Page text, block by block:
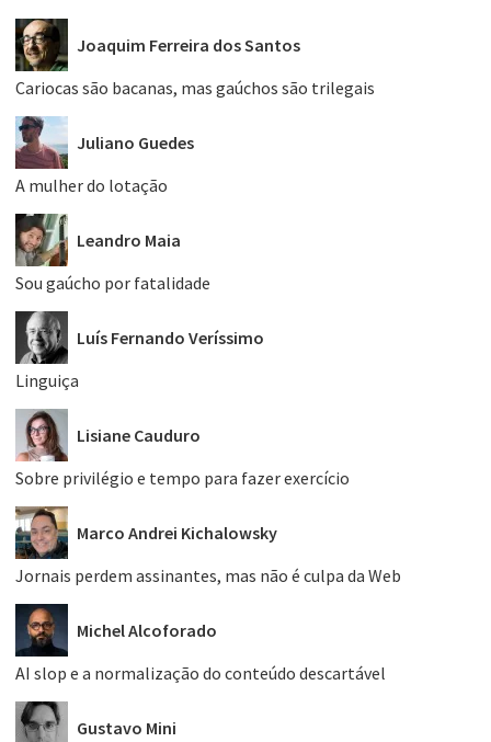
Joaquim Ferreira dos Santos
Cariocas são bacanas, mas gaúchos são trilegais
Juliano Guedes
A mulher do lotação
Leandro Maia
Sou gaúcho por fatalidade
Luís Fernando Veríssimo
Linguiça
Lisiane Cauduro
Sobre privilégio e tempo para fazer exercício
Marco Andrei Kichalowsky
Jornais perdem assinantes, mas não é culpa da Web
Michel Alcoforado
AI slop e a normalização do conteúdo descartável
Gustavo Mini